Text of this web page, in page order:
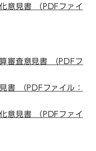
意見書 （PDFファイ
審査意見書 （PDFフ
書 （PDFファイル：
意見書 （PDFファイ